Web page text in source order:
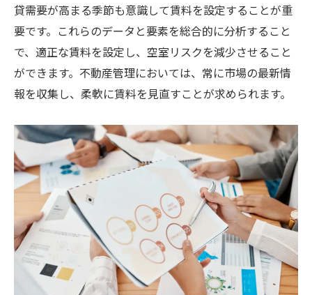
貸需要が高まる季節も意識して賃料を設定することが重
要です。これらのデータと要素を総合的に分析すること
で、適正な賃料を設定し、空室リスクを減少させること
ができます。不動産管理においては、常に市場の最新情
報を収集し、柔軟に賃料を見直すことが求められます。